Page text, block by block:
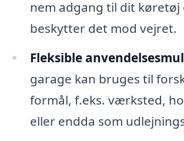
nem adgang til dit køretøj
beskytter det mod vejret.
Fleksible
garage kan bruges til
formål, f.eks. værksted,
eller endda som